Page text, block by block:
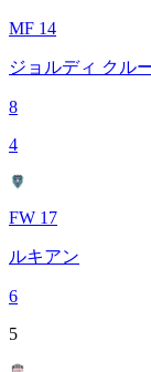
MF 14
ジョルディ クル
8
4
FW 17
ルキアン
6
5